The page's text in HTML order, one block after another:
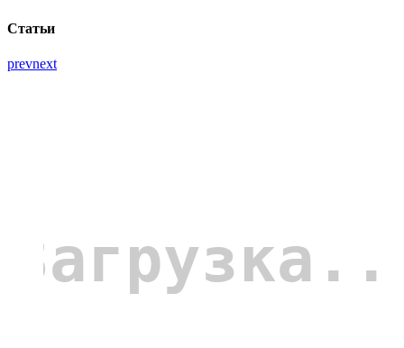
Статьи
prevnext